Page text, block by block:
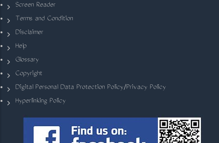
Screen Reader
Terms and Condition
Disclaimer
Help
Glossary
Copyright
Digital Personal Data Protection Policy/Privacy Policy
Hyperlinking Policy